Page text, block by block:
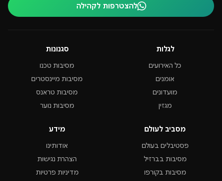
להצטרפות לקהילה
לגלות
כל האירועים
אומנים
מועדונים
מגזין
סגנונות
מסיבות טכנו
מסיבות מיינסטרים
מסיבות טראנס
מסיבות נוער
מסביב לעולם
פסטיבלים בעולם
מסיבות בברזיל
מסיבות בקורפו
מידע
אודותינו
הצהרת נגישות
מדיניות פרטיות